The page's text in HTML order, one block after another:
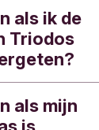
als ik de
Triodos
je Triodos
als mijn